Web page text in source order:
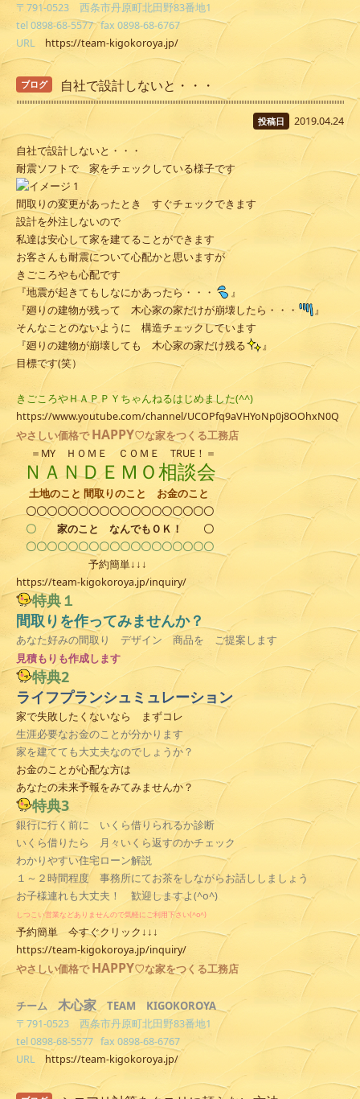
〒791-0523 西条市丹原町北田野83番地1
tel 0898-68-5577 fax 0898-68-6767
URL https://team-kigokoroya.jp/
ブログ 自社で設計しないと・・・
投稿日 2019.04.24
自社で設計しないと・・・
耐震ソフトで 家をチェックしている様子です
間取りの変更があったとき すぐチェックできます
設計を外注しないので
私達は安心して家を建てることができます
お客さんも耐震について心配かと思いますが
きごころやも心配です
『地震が起きてもしなにかあったら・・・
』
『廻りの建物が残って 木心家の家だけが崩壊したら・・・
』
そんなことのないように 構造チェックしています
『廻りの建物が崩壊しても 木心家の家だけ残る
』
目標です(笑）
きごころやＨＡＰＰＹちゃんねるはじめました(^^)
https://www.youtube.com/channel/UCOPfq9aVHYoNp0j8OOhxN0Q
やさしい価格でHAPPY♡な家をつくる工務店
＝MY ＨＯＭＥ ＣＯＭＥ TRUE！＝
ＮＡＮＤＥＭＯ相談会
土地のこと 間取りのこと お金のこと
〇〇〇〇〇〇〇〇〇〇〇〇〇〇〇〇〇〇
〇 家のこと なんでもＯＫ！
〇
〇〇〇〇〇〇〇〇〇〇〇〇〇〇〇〇〇〇
予約簡単↓↓↓
https://team-kigokoroya.jp/inquiry/
特典１
間取りを作ってみませんか？
あなた好みの間取り デザイン 商品を ご提案します
見積もりも作成します
特典2
ライフプランシュミュレーション
家で失敗したくないなら まずコレ
生涯必要なお金のことが分かります
家を建てても大丈夫なのでしょうか？
お金のことが心配な方は
あなたの未来予報をみてみませんか？
特典3
銀行に行く前に いくら借りられるか診断
いくら借りたら 月々いくら返すのかチェック
わかりやすい住宅ローン解説
１～２時間程度 事務所にてお茶をしながらお話ししましょう
お子様連れも大丈夫！ 歓迎しますよ(^o^)
しつこい営業などありませんので気軽にご利用下さい(^o^)
予約簡単 今すぐクリック↓↓↓
https://team-kigokoroya.jp/inquiry/
やさしい価格でHAPPY♡な家をつくる工務店
チーム 木心家 TEAM KIGOKOROYA
〒791-0523 西条市丹原町北田野83番地1
tel 0898-68-5577 fax 0898-68-6767
URLhttps://team-kigokoroya.jp/